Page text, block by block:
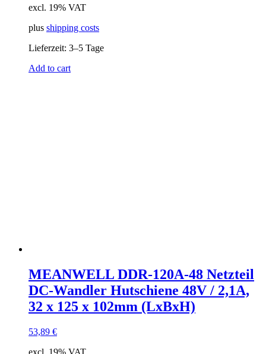
excl. 19% VAT
plus shipping costs
Lieferzeit: 3–5 Tage
Add to cart
MEANWELL DDR-120A-48 Netzteil
DC-Wandler Hutschiene 48V / 2,1A,
32 x 125 x 102mm (LxBxH)
53,89 €
excl. 19% VAT